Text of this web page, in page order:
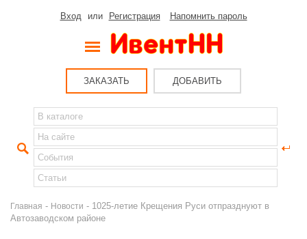
Вход или Регистрация Напомнить пароль
ЗАКАЗАТЬ ДОБАВИТЬ
Главная - Новости - 1025-летие Крещения Руси отпразднуют в
Автозаводском районе